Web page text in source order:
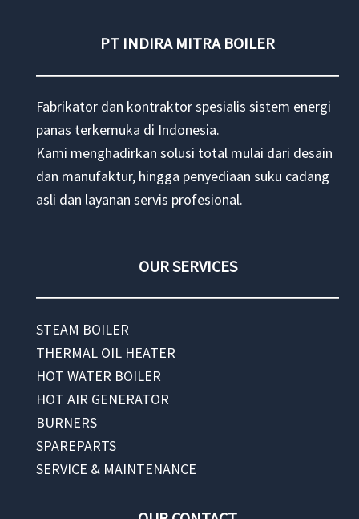
PT INDIRA MITRA BOILER
Fabrikator dan kontraktor spesialis sistem energi
panas terkemuka di Indonesia.
Kami menghadirkan solusi total mulai dari desain
dan manufaktur, hingga penyediaan suku cadang
asli dan layanan servis profesional.
OUR SERVICES
STEAM BOILER
THERMAL OIL HEATER
HOT WATER BOILER
HOT AIR GENERATOR
BURNERS
SPAREPARTS
SERVICE & MAINTENANCE